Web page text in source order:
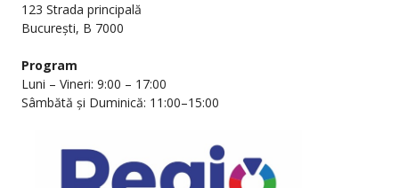
123 Strada principală
București, B 7000
Program
Luni – Vineri: 9:00 – 17:00
Sâmbătă și Duminică: 11:00–15:00